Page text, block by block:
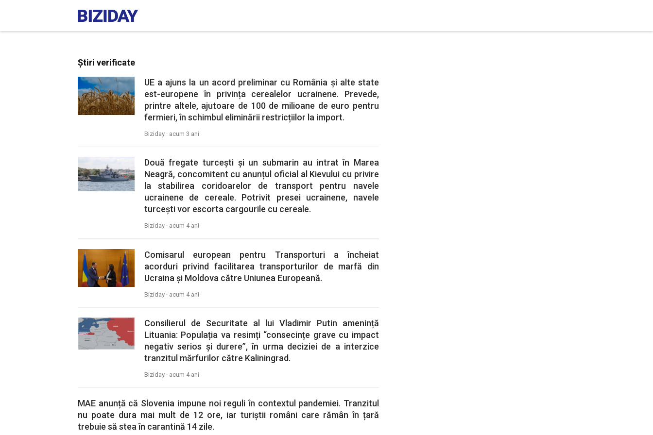
Știri verificate
UE a ajuns la un acord preliminar cu România și alte state
est-europene în privința cerealelor ucrainene. Prevede,
printre altele, ajutoare de 100 de milioane de euro pentru
fermieri, în schimbul eliminării restricțiilor la import.
Biziday · acum 3 ani
Două fregate turcești și un submarin au intrat în Marea
Neagră, concomitent cu anunțul oficial al Kievului cu privire
la stabilirea coridoarelor de transport pentru navele
ucrainene de cereale. Potrivit presei ucrainene, navele
turcești vor escorta cargourile cu cereale.
Biziday · acum 4 ani
Comisarul european pentru Transporturi a încheiat
acorduri privind facilitarea transporturilor de marfă din
Ucraina și Moldova către Uniunea Europeană.
Biziday · acum 4 ani
Consilierul de Securitate al lui Vladimir Putin amenință
Lituania: Populația va resimți “consecințe grave cu impact
negativ serios și durere”, în urma deciziei de a interzice
tranzitul mărfurilor către Kaliningrad.
Biziday · acum 4 ani
MAE anunță că Slovenia impune noi reguli în contextul pandemiei. Tranzitul
nu poate dura mai mult de 12 ore, iar turiștii români care rămân în țară
trebuie să stea în carantină 14 zile.